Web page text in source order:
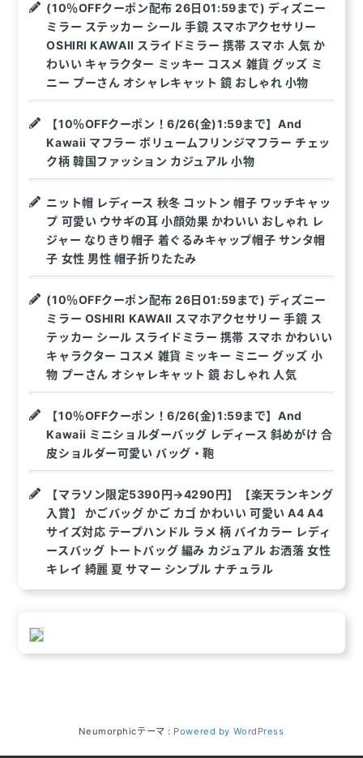
(10％OFFクーポン配布 26日01:59まで) ディズニー
ミラー ステッカー シール 手鏡 スマホアクセサリー
OSHIRI KAWAII スライドミラー 携帯 スマホ 人気 か
わいい キャラクター ミッキー コスメ 雑貨 グッズ ミ
ニー プーさん オシャレキャット 鏡 おしゃれ 小物
【10％OFFクーポン！6/26(金)1:59まで】And
Kawaii マフラー ボリュームフリンジマフラー チェッ
ク柄 韓国ファッション カジュアル 小物
ニット帽 レディース 秋冬 コットン 帽子 ワッチキャッ
プ 可愛い ウサギの耳 小顔効果 かわいい おしゃれ レ
ジャー なりきり帽子 着ぐるみキャップ帽子 サンタ帽
子 女性 男性 帽子折りたたみ
(10％OFFクーポン配布 26日01:59まで) ディズニー
ミラー OSHIRI KAWAII スマホアクセサリー 手鏡 ス
テッカー シール スライドミラー 携帯 スマホ かわいい
キャラクター コスメ 雑貨 ミッキー ミニー グッズ 小
物 プーさん オシャレキャット 鏡 おしゃれ 人気
【10％OFFクーポン！6/26(金)1:59まで】And
Kawaii ミニショルダーバッグ レディース 斜めがけ 合
皮ショルダー可愛い バッグ・鞄
【マラソン限定5390円→4290円】【楽天ランキング
入賞】 かごバッグ かご カゴ かわいい 可愛い A4 A4
サイズ対応 テープハンドル ラメ 柄 バイカラー レディ
ースバッグ トートバッグ 編み カジュアル お洒落 女性
キレイ 綺麗 夏 サマー シンプル ナチュラル
Neumorphicテーマ : Powered by WordPress